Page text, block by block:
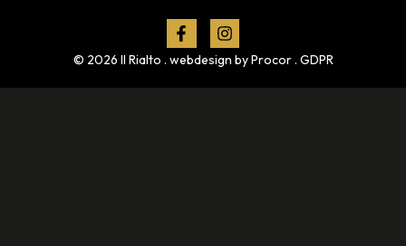
© 2026 Il Rialto . webdesign byProcor. GDPR